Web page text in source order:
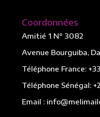
Coordonnées
Amitié 1 N° 3082
Avenue Bourguiba,
Téléphone France:
Téléphone Sénégal:
Email :